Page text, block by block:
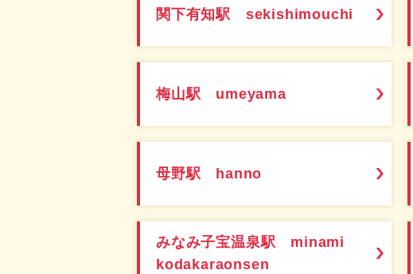
関下有知駅 sekishimouchi
梅山駅 umeyama
母野駅 hanno
みなみ子宝温泉駅 minami
kodakaraonsen